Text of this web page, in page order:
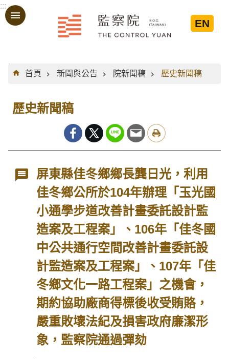
跳到主要內容區塊
:::
EN
:::
首頁
新聞與公告 院新聞稿 歷史新聞稿
歷史新聞稿
屏東縣佳冬鄉鄉長龔日光，利用
佳冬鄉公所於104年辦理「玉光國
小通學步道改善計畫委託設計監
造案及工程案」、106年「佳冬國
中公共通行空間改善計畫委託設
計監造案及工程案」、107年「佳
冬鄉文化一路工程案」之機會，
期約協助廠商得標後收受賄賂，
嚴重敗壞法紀及損害政府廉潔形
象，監察院通過彈劾